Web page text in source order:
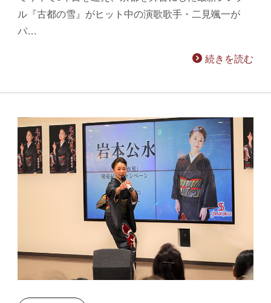
ル『古都の雪』がヒット中の演歌歌手・二見颯一が
パ…
続きを読む